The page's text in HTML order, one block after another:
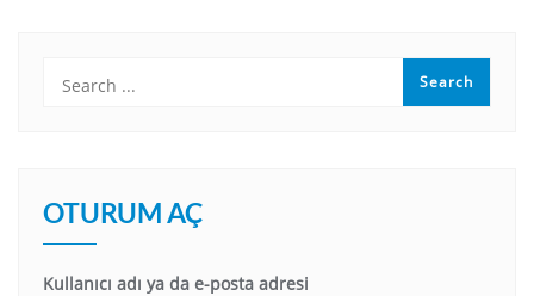
OTURUM AÇ
Kullanıcı adı ya da e-posta adresi